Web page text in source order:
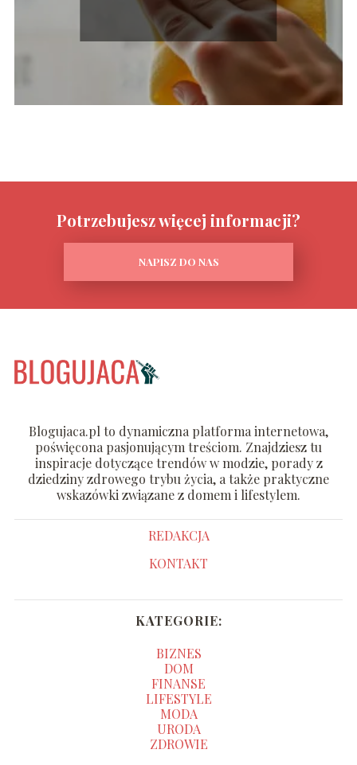
Potrzebujesz więcej informacji?
NAPISZ DO NAS
Blogujaca.pl to dynamiczna platforma internetowa,
poświęcona pasjonującym treściom. Znajdziesz tu
inspiracje dotyczące trendów w modzie, porady z
dziedziny zdrowego trybu życia, a także praktyczne
wskazówki związane z domem i lifestylem.
REDAKCJA
KONTAKT
KATEGORIE:
BIZNES
DOM
FINANSE
LIFESTYLE
MODA
URODA
ZDROWIE